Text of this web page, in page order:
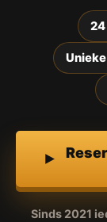
Sinds 2021